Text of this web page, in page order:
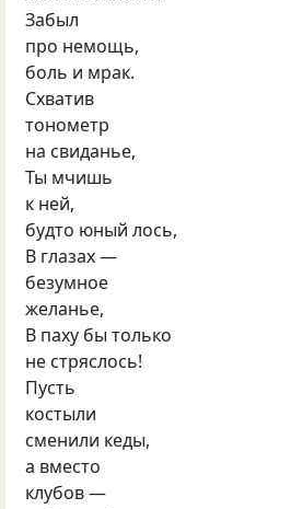
Забыл
про немощь,
боль и мрак.
Схватив
тонометр
на свиданье,
Ты мчишь
к ней,
будто юный лось,
В глазах —
безумное
желанье,
В паху бы только
не стряслось!
Пусть
костыли
сменили кеды,
а вместо
клубов —